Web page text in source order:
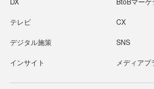
テレビ CX
デジタル施策 SNS
インサイト メディアプ